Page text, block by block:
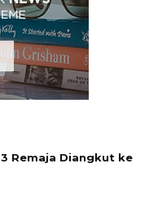
Remaja Diangkut ke